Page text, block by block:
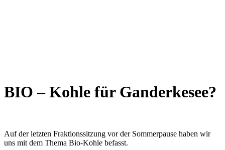
BIO – Koh­le für Gan­der­ke­see?
Auf der letz­ten Frak­ti­ons­sit­zung vor der Som­mer­pau­se haben wir
uns mit dem The­ma Bio-Koh­le befasst.